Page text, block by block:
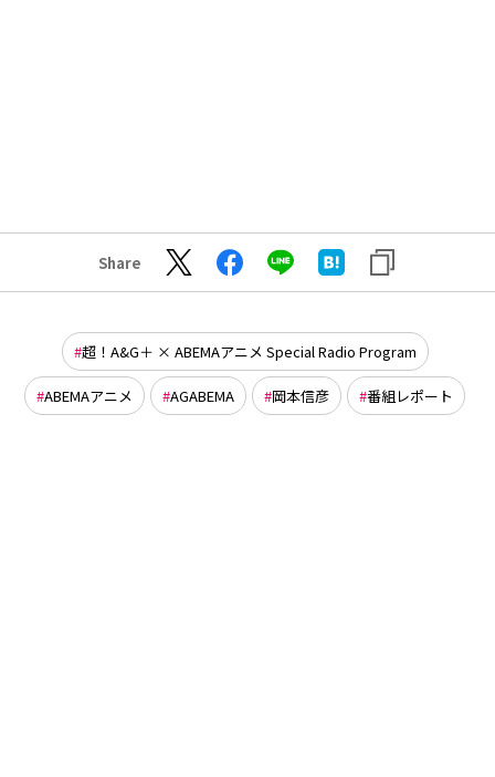
Share
超！A&G＋ × ABEMAアニメ Special Radio Program
ABEMAアニメ AGABEMA 岡本信彦 番組レポート